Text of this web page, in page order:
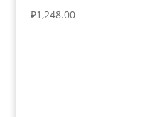
₽1,248.00